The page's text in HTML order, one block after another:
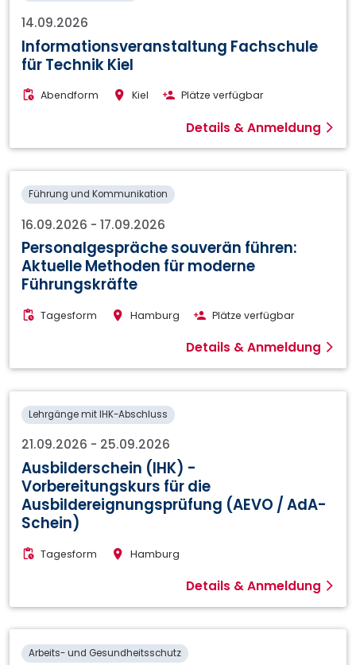
14.09.2026
Informationsveranstaltung Fachschule
für Technik Kiel
Abendform Kiel Plätze verfügbar
Details & Anmeldung
Führung und Kommunikation
16.09.2026 -17.09.2026
Personalgespräche souverän führen:
Aktuelle Methoden für moderne
Führungskräfte
Tagesform Hamburg Plätze verfügbar
Details & Anmeldung
Lehrgänge mit IHK-Abschluss
21.09.2026 - 25.09.2026
Ausbilderschein (IHK) -
Vorbereitungskurs für die
Ausbildereignungsprüfung (AEVO / AdA-
Schein)
Tagesform Hamburg
Details & Anmeldung
Arbeits- und Gesundheitsschutz